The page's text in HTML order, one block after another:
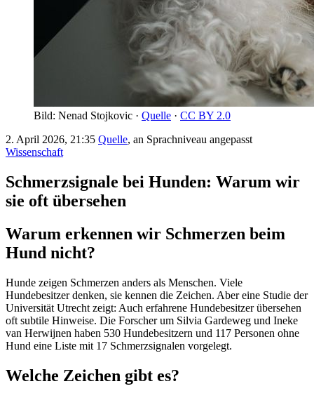
Bild: Nenad Stojkovic · Quelle · CC BY 2.0
2. April 2026, 21:35 Quelle, an Sprachniveau angepasst
Wissenschaft
Schmerzsignale bei Hunden: Warum wir
sie oft übersehen
Warum erkennen wir Schmerzen beim
Hund nicht?
Hunde zeigen Schmerzen anders als Menschen. Viele
Hundebesitzer denken, sie kennen die Zeichen. Aber eine Studie der
Universität Utrecht zeigt: Auch erfahrene Hundebesitzer übersehen
oft subtile Hinweise. Die Forscher um Silvia Gardeweg und Ineke
van Herwijnen haben 530 Hundebesitzern und 117 Personen ohne
Hund eine Liste mit 17 Schmerzsignalen vorgelegt.
Welche Zeichen gibt es?